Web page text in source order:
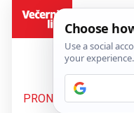
PRONAŠAO ŽIVOTNI